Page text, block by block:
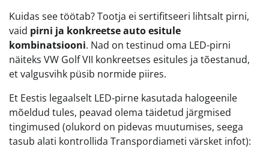
Kuidas see töötab? Tootja ei sertifitseeri lihtsalt pirni,
vaid pirni ja konkreetse auto esitule
kombinatsiooni. Nad on testinud oma LED-pirni
näiteks VW Golf VII konkreetses esitules ja tõestanud,
et valgusvihk püsib normide piires.
Et Eestis legaalselt LED-pirne kasutada halogeenile
mõeldud tules, peavad olema täidetud järgmised
tingimused (olukord on pidevas muutumises, seega
tasub alati kontrollida Transpordiameti värsket infot):